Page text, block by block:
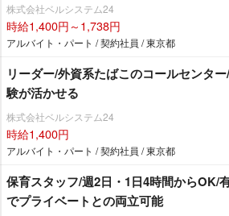
株式会社ベルシステム24
時給1,400円～1,738円
アルバイト・パート / 契約社員 / 東京都
リーダー/外資系たばこのコールセンタ
験が活かせる
株式会社ベルシステム24
時給1,400円
アルバイト・パート / 契約社員 / 東京都
保育スタッフ/週2日・1日4時間からOK/
でプライベートとの両立可能